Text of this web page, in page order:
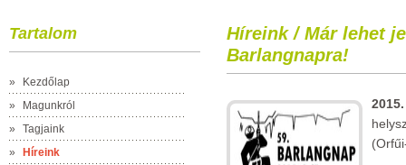
Tartalom
»
Kezdőlap
»
Magunkról
»
Tagjaink
»
Híreink
Híreink / Már lehet
Barlangnapra!